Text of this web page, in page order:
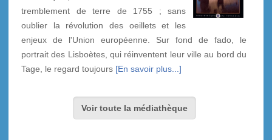
tremblement de terre de 1755 ; sans
oublier la révolution des oeillets et les
enjeux de l'Union européenne. Sur fond de fado, le
portrait des Lisboètes, qui réinventent leur ville au bord du
Tage, le regard toujours [En savoir plus...]
Voir toute la médiathèque